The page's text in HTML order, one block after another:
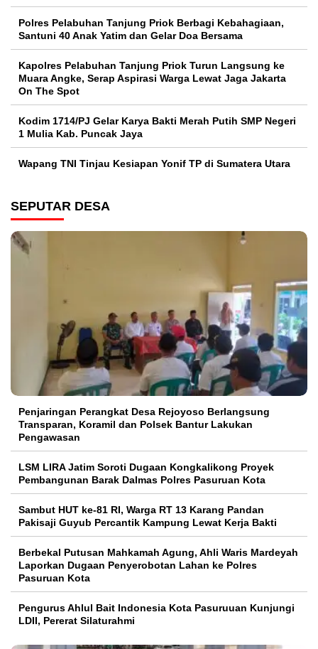
Polres Pelabuhan Tanjung Priok Berbagi Kebahagiaan,
Santuni 40 Anak Yatim dan Gelar Doa Bersama
Kapolres Pelabuhan Tanjung Priok Turun Langsung ke
Muara Angke, Serap Aspirasi Warga Lewat Jaga Jakarta
On The Spot
Kodim 1714/PJ Gelar Karya Bakti Merah Putih SMP Negeri
1 Mulia Kab. Puncak Jaya
Wapang TNI Tinjau Kesiapan Yonif TP di Sumatera Utara
SEPUTAR DESA
Penjaringan Perangkat Desa Rejoyoso Berlangsung
Transparan, Koramil dan Polsek Bantur Lakukan
Pengawasan
LSM LIRA Jatim Soroti Dugaan Kongkalikong Proyek
Pembangunan Barak Dalmas Polres Pasuruan Kota
Sambut HUT ke-81 RI, Warga RT 13 Karang Pandan
Pakisaji Guyub Percantik Kampung Lewat Kerja Bakti
Berbekal Putusan Mahkamah Agung, Ahli Waris Mardeyah
Laporkan Dugaan Penyerobotan Lahan ke Polres
Pasuruan Kota
Pengurus Ahlul Bait Indonesia Kota Pasuruuan Kunjungi
LDII, Pererat Silaturahmi